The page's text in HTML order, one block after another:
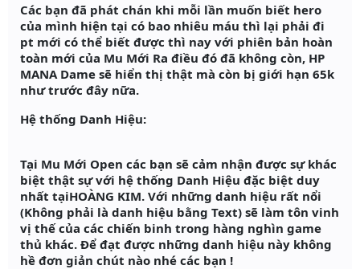
Các bạn đã phát chán khi mỗi lần muốn biết hero
của mình hiện tại có bao nhiêu máu thì lại phải đi
pt mới có thể biết được thì nay với phiên bản hoàn
toàn mới của Mu Mới Ra điều đó đã không còn, HP
MANA Dame sẽ hiển thị thật mà còn bị giới hạn 65k
như trước đây nữa.
Hệ thống Danh Hiệu:
Tại Mu Mới Open các bạn sẽ cảm nhận được sự khác
biệt thật sự với hệ thống Danh Hiệu đặc biệt duy
nhất tạiHOÀNG KIM. Với những danh hiệu rất nổi
(Không phải là danh hiệu bằng Text) sẽ làm tôn vinh
vị thế của các chiến binh trong hàng nghìn game
thủ khác. Để đạt được những danh hiệu này không
hề đơn giản chút nào nhé các bạn !